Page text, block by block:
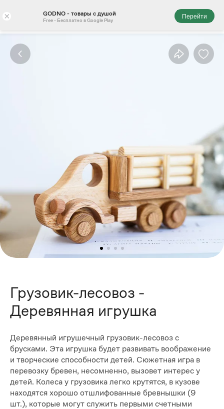
× GODNO - товары с душой
Free - Бесплатно в Google Play
Перейти
Грузовик-лесовоз -
Деревянная игрушка
Деревянный игрушечный грузовик-лесовоз с
брусками. Эта игрушка будет развивать воображение
и творческие способности детей. Сюжетная игра в
перевозку бревен, несомненно, вызовет интерес у
детей. Колеса у грузовика легко крутятся, в кузове
находятся хорошо отшлифованные бревнышки (9
шт.), которые могут служить первыми счетными